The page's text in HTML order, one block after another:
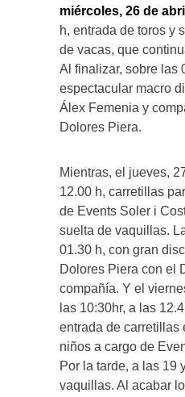
miércoles, 26 de abril
h, entrada de toros y
de vacas, que
Al finalizar, sobre las
espectacular macro
Álex Femenia y
Dolores Piera.
Mientras, el jueves,
12.00 h, carretillas
de Events Soler i
suelta de vaquillas.
01.30 h, con gran
Dolores Piera con el
compañía. Y el
las 10:30hr, a las
entrada de carretillas
niños a cargo de
Por la tarde, a las 19
vaquillas. Al acabar